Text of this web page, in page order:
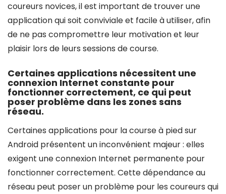
coureurs novices, il est important de trouver une
application qui soit conviviale et facile à utiliser, afin
de ne pas compromettre leur motivation et leur
plaisir lors de leurs sessions de course.
Certaines applications nécessitent une
connexion Internet constante pour
fonctionner correctement, ce qui peut
poser problème dans les zones sans
réseau.
Certaines applications pour la course à pied sur
Android présentent un inconvénient majeur : elles
exigent une connexion Internet permanente pour
fonctionner correctement. Cette dépendance au
réseau peut poser un problème pour les coureurs qui